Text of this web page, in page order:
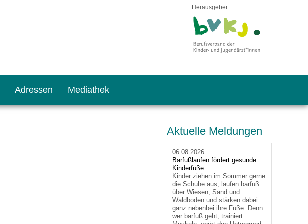
Herausgeber:
Adressen Mediathek
Aktuelle Meldungen
06.08.2026
Barfußlaufen fördert gesunde
Kinderfüße
Kinder ziehen im Sommer gerne
die Schuhe aus, laufen barfuß
über Wiesen, Sand und
Waldboden und stärken dabei
ganz nebenbei ihre Füße. Denn
wer barfuß geht, trainiert